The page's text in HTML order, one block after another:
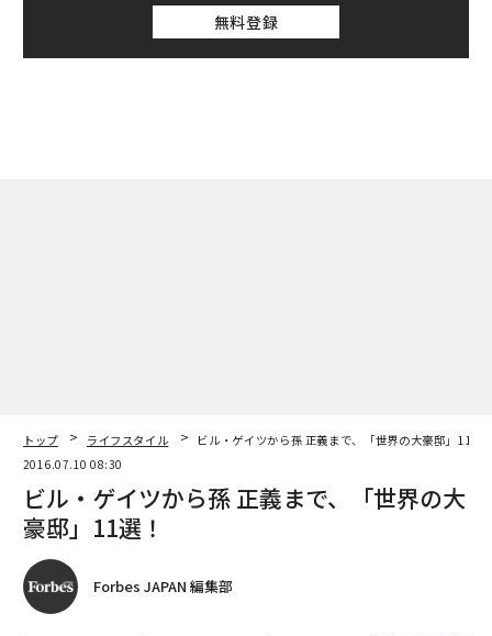
無料登録
トップ ライフスタイル
ビル・ゲイツから孫 正義まで、「世界の大豪邸」11選
2016.07.10 08:30
ビル・ゲイツから孫 正義まで、「世界の大
豪邸」11選！
Forbes JAPAN 編集部